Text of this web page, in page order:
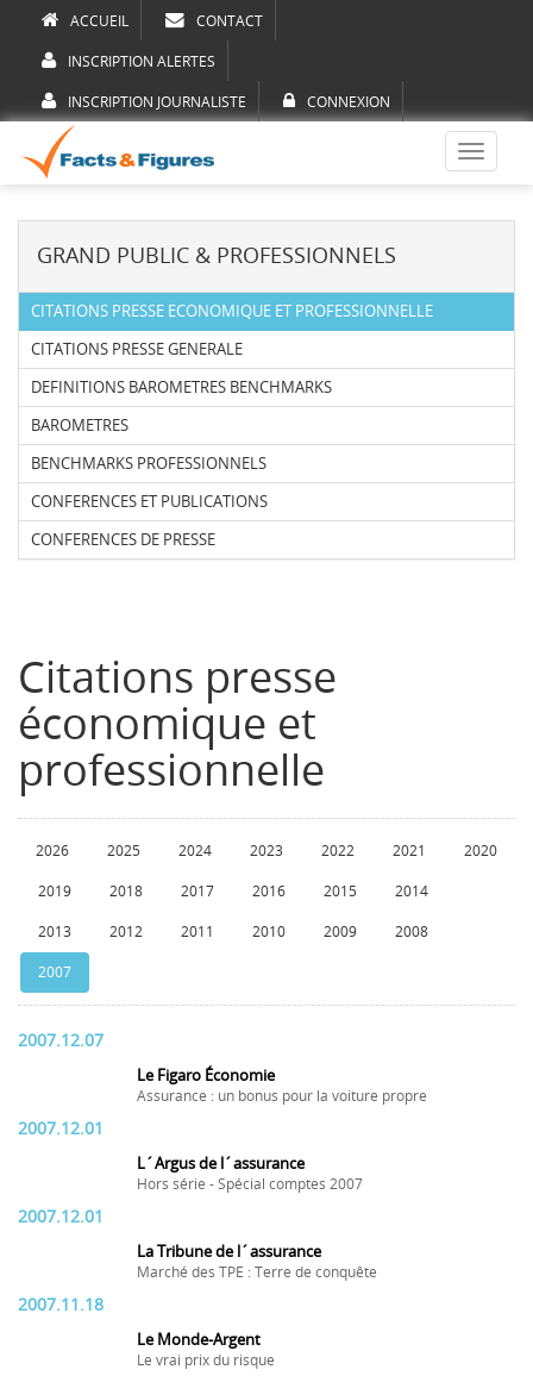
ACCUEIL CONTACT
INSCRIPTION ALERTES
INSCRIPTION JOURNALISTE CONNEXION
Toggle
GRAND PUBLIC & PROFESSIONNELS
CITATIONS PRESSE ECONOMIQUE ET PROFESSIONNELLE
CITATIONS PRESSE GENERALE
DEFINITIONS BAROMETRES BENCHMARKS
BAROMETRES
BENCHMARKS PROFESSIONNELS
CONFERENCES ET PUBLICATIONS
CONFERENCES DE PRESSE
Citations presse
économique et
professionnelle
2026 2025 2024 2023 2022 2021 2020
2019 2018 2017 2016 2015 2014
2013 2012 2011 2010 2009 2008
2007
2007.12.07
Le Figaro Économie
Assurance : un bonus pour la voiture propre
2007.12.01
L´Argus de l´assurance
Hors série - Spécial comptes 2007
2007.12.01
La Tribune de l´assurance
Marché des TPE : Terre de conquête
2007.11.18
Le Monde-Argent
Le vrai prix du risque